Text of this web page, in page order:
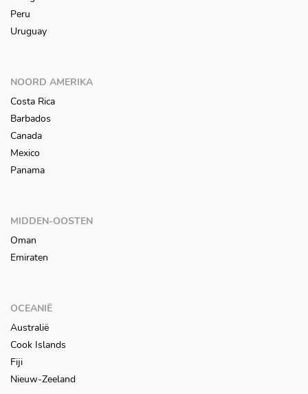
Peru
Uruguay
NOORD AMERIKA
Costa Rica
Barbados
Canada
Mexico
Panama
MIDDEN-OOSTEN
Oman
Emiraten
OCEANIË
Australië
Cook Islands
Fiji
Nieuw-Zeeland